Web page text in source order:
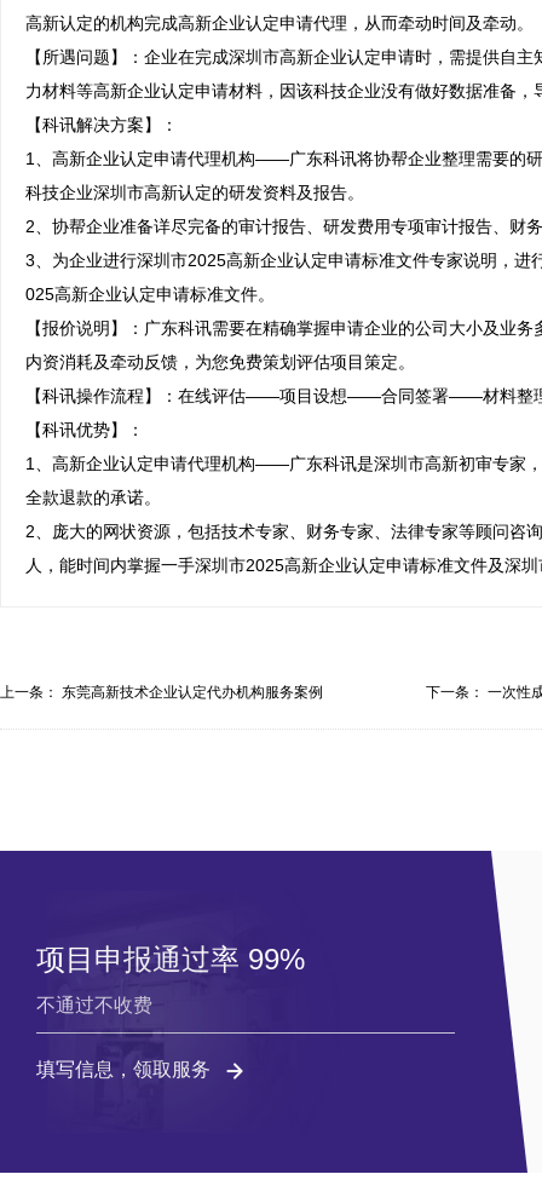
高新认定的机构完成高新企业认定申请代理，从而牵动时间及牵动。
【所遇问题】：企业在完成深圳市高新企业认定申请时，需提供自
力材料等高新企业认定申请材料，因该科技企业没有做好数据准备，
【科讯解决方案】：
1、高新企业认定申请代理机构——广东科讯将协帮企业整理需要的
科技企业深圳市高新认定的研发资料及报告。
2、协帮企业准备详尽完备的审计报告、研发费用专项审计报告、财
3、为企业进行深圳市2025高新企业认定申请标准文件专家说明，
025高新企业认定申请标准文件。
【报价说明】：广东科讯需要在精确掌握申请企业的公司大小及业
内资消耗及牵动反馈，为您免费策划评估项目策定。
【科讯操作流程】：在线评估——项目设想——合同签署——材料
【科讯优势】：
1、高新企业认定申请代理机构——广东科讯是深圳市高新初审专家
全款退款的承诺。
2、庞大的网状资源，包括技术专家、财务专家、法律专家等顾问咨
人，能时间内掌握一手深圳市2025高新企业认定申请标准文件及深
上一条： 东莞高新技术企业认定代办机构服务案例 下一条： 一次性
项目申报通过率 99%
不通过不收费
填写信息，领取服务